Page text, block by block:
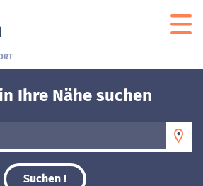
in Ihre Nähe suchen
Suchen !